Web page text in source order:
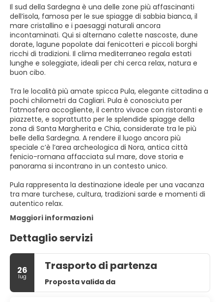
Il sud della Sardegna è una delle zone più affascinanti
dell’isola, famosa per le sue spiagge di sabbia bianca, il
mare cristallino e i paesaggi naturali ancora
incontaminati. Qui si alternano calette nascoste, dune
dorate, lagune popolate dai fenicotteri e piccoli borghi
ricchi di tradizioni. Il clima mediterraneo regala estati
lunghe e soleggiate, ideali per chi cerca relax, natura e
buon cibo.
Tra le località più amate spicca Pula, elegante cittadina a
pochi chilometri da Cagliari. Pula è conosciuta per
l’atmosfera accogliente, il centro vivace con ristoranti e
piazzette, e soprattutto per le splendide spiagge della
zona di Santa Margherita e Chia, considerate tra le più
belle della Sardegna. A rendere il luogo ancora più
speciale c’è l’area archeologica di Nora, antica città
fenicio-romana affacciata sul mare, dove storia e
panorama si incontrano in un contesto unico.
Pula rappresenta la destinazione ideale per una vacanza
tra mare turchese, cultura, tradizioni sarde e momenti di
autentico relax.
Maggiori informazioni
Dettaglio servizi
26
lug
Trasporto di partenza
Proposta valida da